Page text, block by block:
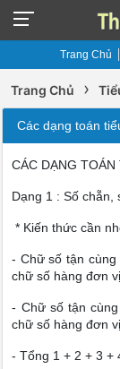
Trang Chủ
Trang Chủ ›
Các dạng toán
CÁC DẠNG TOÁN
Dạng 1 : Số chẵn,
* Kiến thức cần
- Chữ số tận
chữ số hàng đơn
- Chữ số tận
chữ số hàng đơn
- Tổng 1 + 2 + 3 +